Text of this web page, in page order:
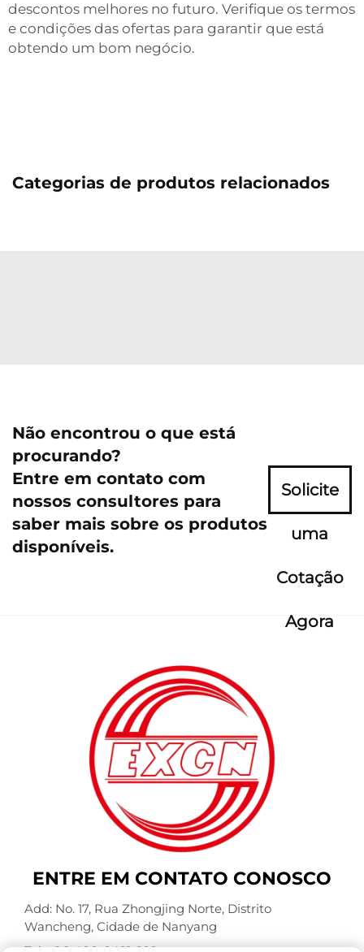
descontos melhores no futuro. Verifique os termos
e condições das ofertas para garantir que está
obtendo um bom negócio.
Categorias de produtos relacionados
Não encontrou o que está
procurando?
Entre em contato com
nossos consultores para
saber mais sobre os produtos
disponíveis.
Solicite
uma
Cotação
Agora
ENTRE EM CONTATO CONOSCO
Add: No. 17, Rua Zhongjing Norte, Distrito
Wancheng, Cidade de Nanyang